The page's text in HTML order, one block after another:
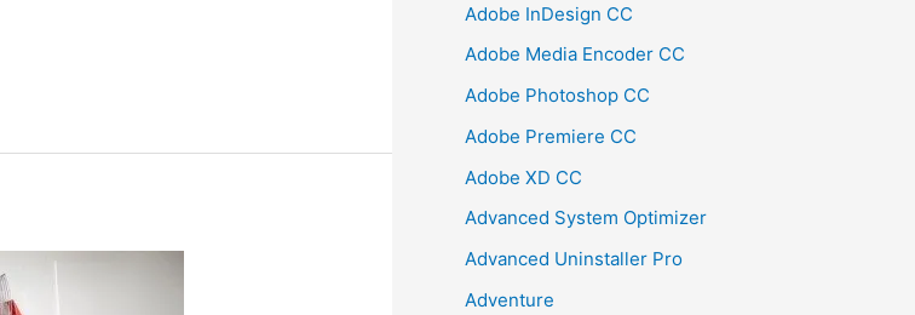
Adobe InDesign CC
Adobe Media Encoder CC
Adobe Photoshop CC
Adobe Premiere CC
Adobe XD CC
Advanced System Optimizer
Advanced Uninstaller Pro
Adventure